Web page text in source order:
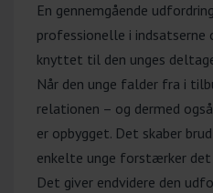
og kommuner med
trivsel og
grupper. Cabi
aktører og
hele landet – bl.a.
ledelse af
Læs mere om Cabi
En gennemgående
professionelle i
knyttet til den unges
Når den unge falder fra i
relationen – og dermed
er opbygget. Det skaber
enkelte unge forstærker
Det giver endvidere den